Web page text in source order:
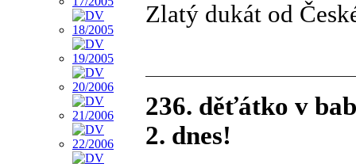
Zlatý dukát od
236. děťátko v
2. dnes!